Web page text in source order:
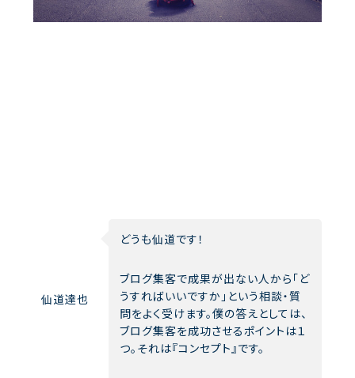
仙道達也
どうも仙道です！
ブログ集客で成果が出ない人から「ど
うすればいいですか」という相談・質
問をよく受けます。僕の答えとしては、
ブログ集客を成功させるポイントは１
つ。それは『コンセプト』です。